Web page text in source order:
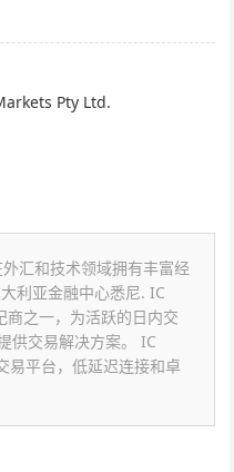
Pty Ltd.
汇和技术领域拥有丰富经
利亚金融中心悉尼. IC
之一，为活跃的日内交
供交易解决方案。 IC
易平台，低延迟连接和卓